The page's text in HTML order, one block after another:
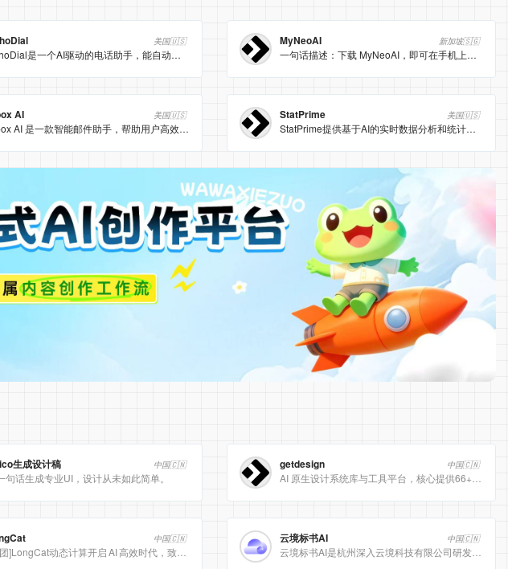
美国🇺🇸
EchoDial是一个AI驱动的电话助手，能自动拨打电话并模拟真人对话。
MyNeoAI 新加坡🇸🇬
一句话描述：下载 MyNeoAI，即可在手机上获得 24h 陪伴的 AI 智能助手，帮你聊天、写作、答疑、出图。
AI 美国🇺🇸
Inbox AI 是一款智能邮件助手，帮助用户高效管理邮件。
StatPrime 美国🇺🇸
StatPrime提供基于AI的实时数据分析和统计服务。
生成设计稿 中国🇨🇳
句话生成专业UI，设计从未如此简单。
getdesign 中国🇨🇳
中国🇨🇳
[美团]LongCat动态计算开启 AI 高效时代，致力于为用户提供高效、精准、多模态的人工智能服务。
云境标书AI 中国🇨🇳